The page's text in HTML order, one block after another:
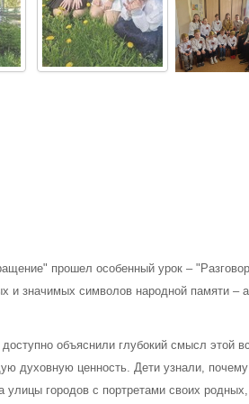
прошел особенный урок –
и значимых символов народной памяти –
объяснили глубокий смысл этой
духовную ценность. Дети узнали,
городов с портретами своих